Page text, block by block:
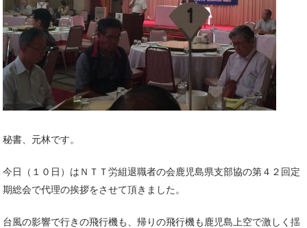
秘書、元林です。
今日（１０日）はＮＴＴ労組退職者の会鹿児島県支部協の第４２回定
期総会で代理の挨拶をさせて頂きました。
台風の影響で行きの飛行機も、帰りの飛行機も鹿児島上空で激しく揺